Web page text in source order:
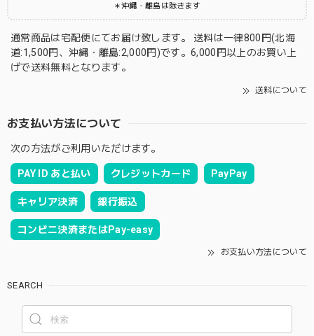
＊沖縄・離島は除きます
通常商品は宅配便にてお届け致します。 送料は一律800円(北海
道:1,500円、沖縄・離島:2,000円)です。6,000円以上のお買い上
げで送料無料となります。
送料について
お支払い方法について
次の方法がご利用いただけます。
PAY ID あと払い クレジットカード PayPay
キャリア決済 銀行振込
コンビニ決済またはPay-easy
お支払い方法について
SEARCH